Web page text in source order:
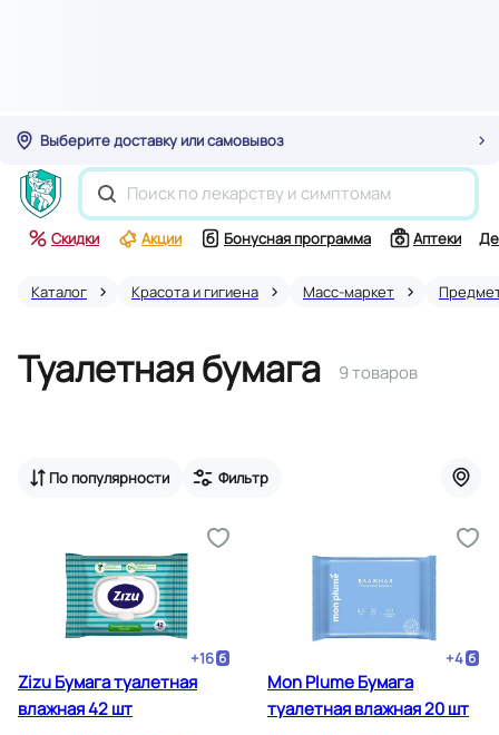
Выберите доставку или самовывоз
Скидки Акции Бонусная программа Аптеки
Каталог Красота и гигиена Масс-маркет
Туалетная бумага 9 товаров
По популярности Фильтр
+16
Zizu Бумага туалетная
влажная 42 шт
+4
Mon Plume Бумага
туалетная влажная 20 шт